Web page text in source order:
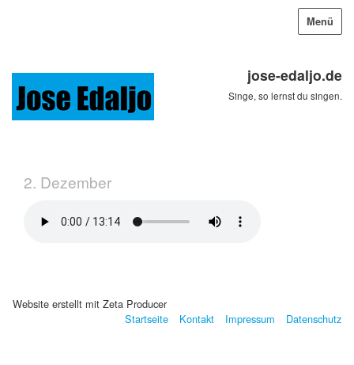
jose-edaljo.de
Singe, so lernst du singen.
Menü
2. Dezember
Website erstellt mit Zeta Producer
Startseite
Kontakt Impressum Datenschutz